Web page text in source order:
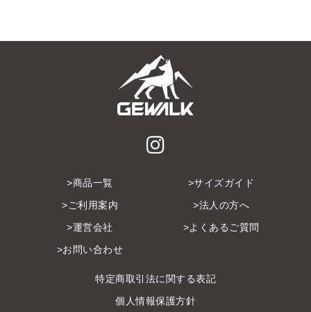
商品一覧
サイズガイド
ご利用案内
法人の方へ
運営会社
よくあるご質問
お問い合わせ
特定商取引法に関する表記
個人情報保護方針